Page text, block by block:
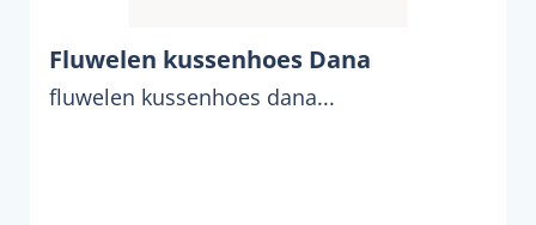
Fluwelen kussenhoes Dana
fluwelen kussenhoes dana...